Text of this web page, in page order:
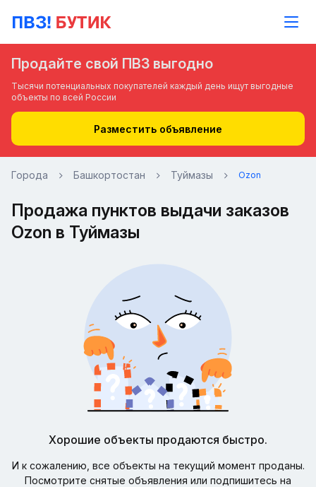
Продайте свой ПВЗ выгодно
Тысячи потенциальных покупателей каждый день ищут выгодные
объекты по всей России
Разместить объявление
Города Башкортостан Туймазы Ozon
Продажа пунктов выдачи заказов
Ozon в Туймазы
Хорошие объекты продаются быстро.
И к сожалению, все объекты на текущий момент проданы.
Посмотрите снятые объявления или подпишитесь на